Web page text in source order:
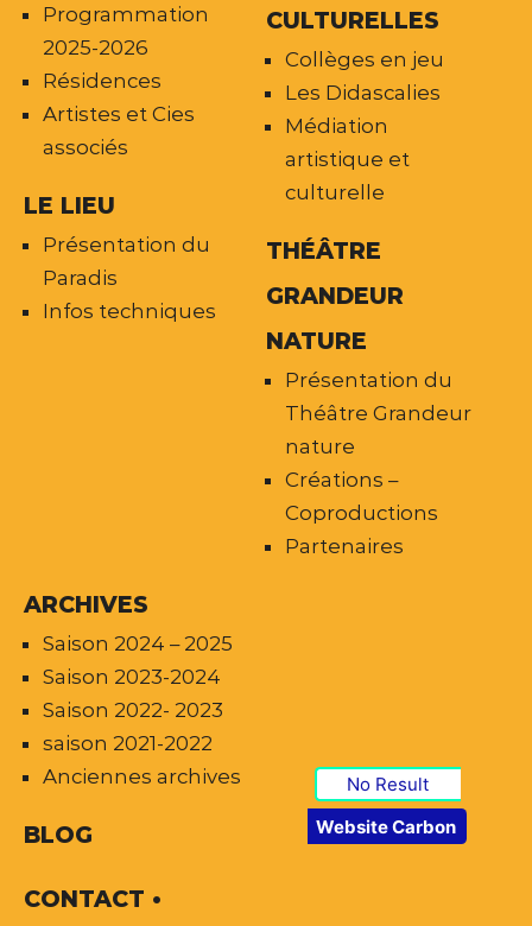
Programmation
2025-2026
Résidences
Artistes et Cies
associés
LE LIEU
Présentation du
Paradis
Infos techniques
CULTURELLES
Collèges en jeu
Les Didascalies
Médiation
artistique et
culturelle
THÉÂTRE
GRANDEUR
NATURE
Présentation du
Théâtre Grandeur
nature
Créations –
Coproductions
Partenaires
ARCHIVES
Saison 2024 – 2025
Saison 2023-2024
Saison 2022- 2023
saison 2021-2022
Anciennes archives
BLOG
CONTACT •
No Result
Website Carbon